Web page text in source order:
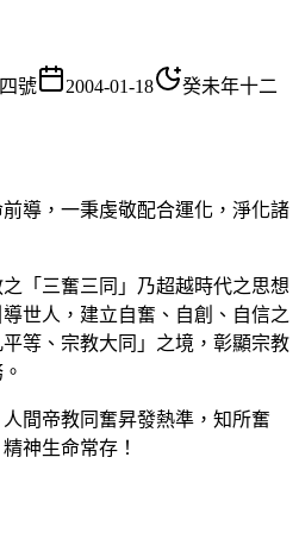
號 2004-01-18
癸未年十二
，一秉虔敬配合運化，淨化諸
三奮三同」乃超越時代之思想
世人，建立自奮、自創、自信之
等、宗教大同」之境，彰顯宗教
帝教同奮昇發熱準，知所奮
神生命常存！